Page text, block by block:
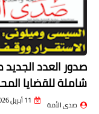
صدور العدد
شاملة للقضايا
صدى الأمة 11 أبريل 2026